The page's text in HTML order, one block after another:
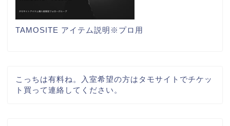
TAMOSITE アイテム説明※プロ用
こっちは有料ね。入室希望の方はタモサイトでチケッ
ト買って連絡してください。